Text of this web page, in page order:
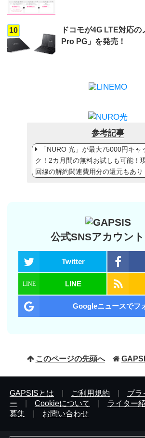
10
ドコモが4G LTE対応
Pro PG」を発売！
参考記事
「NURO 光」が最大75000円キャ
ク！2カ月間の無料お試しも可能！
回線の解約関連費用分の還元もあり
公式SNSアカウン
Twitter
LINE
Googleニュースでフ
このページの先頭へ
GAPSISとは ご利用規約
プラ
ー
Cookieについて ライター
募集
お問い合わせ